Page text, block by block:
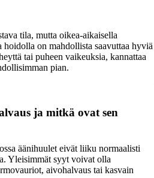
tila, mutta oikea-aikaisella
hoidolla on mahdollista saavuttaa hyviä
tai puheen vaikeuksia, kannattaa
pian.
ja mitkä ovat sen
äänihuulet eivät liiku normaalisti
Yleisimmät syyt voivat olla
aivohalvaus tai kasvain